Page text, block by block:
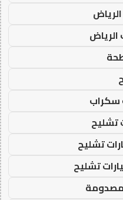
سكراب
تشليح
تشليح
تشليح
مصدومة